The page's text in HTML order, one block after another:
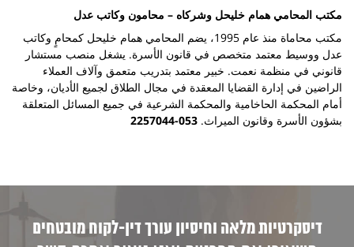
مكتب المحامي همام خليحل وشركاه – محامون وكاتب عدل
مكتب محاماة منذ عام 1995، يضم المحامي همام خليحل كمحامٍ وكاتب
عدل ووسيط معتمد متخصص في قانون الأسرة. يشغل منصب مستشار
قانوني في منظمة نعمت. خبير معتمد بتدريب متعمق وآلاف العملاء
الراضين في إدارة القضايا المعقدة في مجال الطلاق لجميع الأديان، وخاصة
أمام المحكمة الحاخامية والمحكمة الشرعية في جميع المسائل المتعلقة
بشؤون الأسرة وقانون الميراث. 053-2257044
דיסקרטיות מלאה וחיסיון עורך דין-לקוח מובטחים